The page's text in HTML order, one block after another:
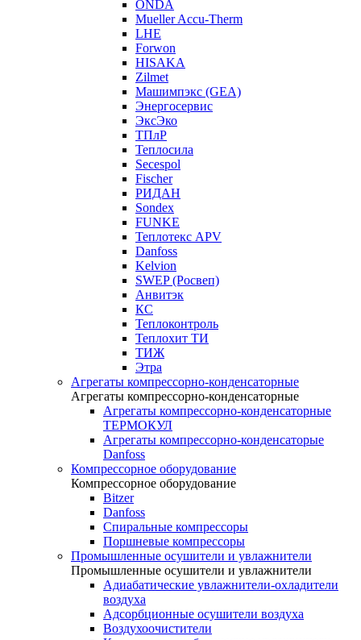
ONDA
Mueller Accu-Therm
LHE
Forwon
HISAKA
Zilmet
Машимпэкс (GEA)
Энергосервис
ЭксЭко
ТПлР
Теплосила
Secespol
Fischer
РИДАН
Sondex
FUNKE
Теплотекс APV
Danfoss
Kelvion
SWEP (Росвеп)
Анвитэк
КС
Теплоконтроль
Теплохит ТИ
ТИЖ
Этра
Агрегаты компрессорно-конденсаторные
Агрегаты компрессорно-конденсаторные
Агрегаты компрессорно-конденсаторные
ТЕРМОКУЛ
Агрегаты компрессорно-конденсаторые
Danfoss
Компрессорное оборудование
Компрессорное оборудование
Bitzer
Danfoss
Спиральные компрессоры
Поршневые компрессоры
Промышленные осушители и увлажнители
Промышленные осушители и увлажнители
Адиабатические увлажнители-охладители
воздуха
Адсорбционные осушители воздуха
Воздухоочистители